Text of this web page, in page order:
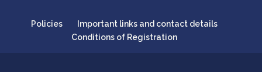
Policies
Important links and contact details
Conditions of Registration